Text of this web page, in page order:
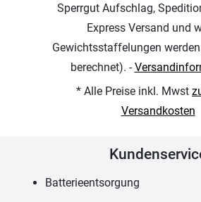
Sperrgut Aufschlag,
Express Versand und
Gewichtsstaffelungen
berechnet). -
* Alle Preise inkl. Mwst
Versandkosten
Batterieentsorgung